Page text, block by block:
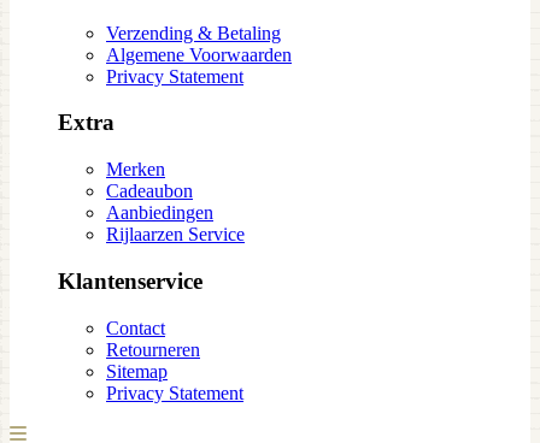
Verzending & Betaling
Algemene Voorwaarden
Privacy Statement
Extra
Merken
Cadeaubon
Aanbiedingen
Rijlaarzen Service
Klantenservice
Contact
Retourneren
Sitemap
Privacy Statement